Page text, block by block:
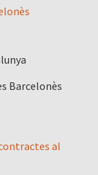
Barcelonès
al